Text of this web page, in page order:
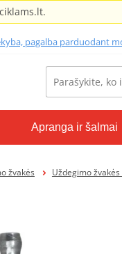
pagalba parduodant
Apranga ir šalmai
žvakės Uždegimo žvakės